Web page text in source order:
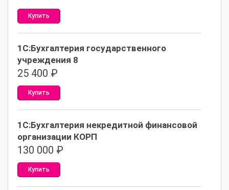
Купить
1С:Бухгалтерия государственного
учреждения 8
25 400 ₽
Купить
1С:Бухгалтерия некредитной финансовой
организации КОРП
130 000 ₽
Купить